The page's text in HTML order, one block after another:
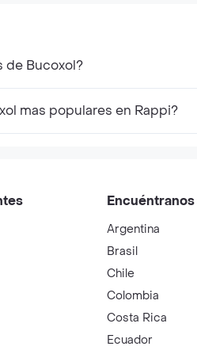
de Bucoxol?
mas populares en Rappi?
Argentina
Brasil
Chile
Colombia
Costa Rica
Ecuador